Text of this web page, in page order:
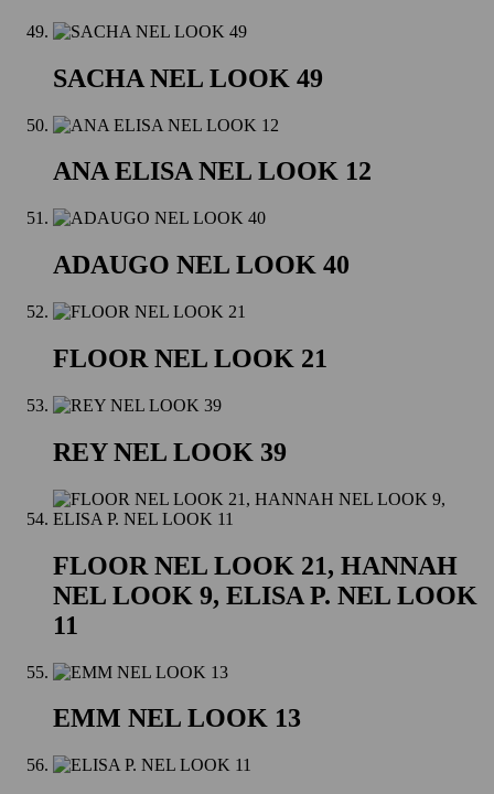
SACHA NEL LOOK 49
ANA ELISA NEL LOOK 12
ADAUGO NEL LOOK 40
FLOOR NEL LOOK 21
REY NEL LOOK 39
FLOOR NEL LOOK 21, HANNAH
NEL LOOK 9, ELISA P. NEL LOOK
11
EMM NEL LOOK 13